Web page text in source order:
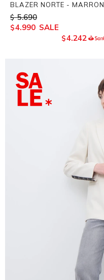
BLAZER NORTE - MARRON
$ 5.690
$4.990
$4.242